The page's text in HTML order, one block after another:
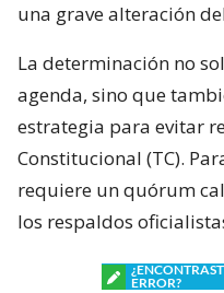
una grave alteración
La determinación no
agenda, sino que
estrategia para evitar
Constitucional (TC).
requiere un quórum
los respaldos
ERROR?